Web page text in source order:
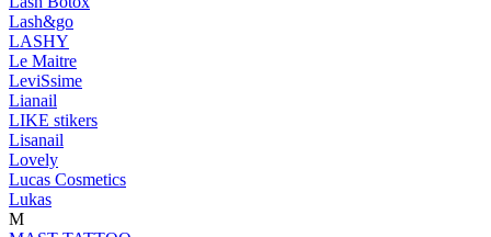
Lash&go
LASHY
Le Maitre
LeviSsime
Lianail
LIKE stikers
Lisanail
Lovely
Lucas Cosmetics
Lukas
M